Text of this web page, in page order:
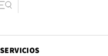
SERVICIOS